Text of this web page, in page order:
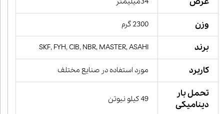
وزن 2300 گرم
برند SKF, FYH, CIB, NBR, MASTER, ASAHI
کاربرد مورد استفاده در صنایع مختلف
تحمل بار
دینامیکی
49 کیلو نیوتن